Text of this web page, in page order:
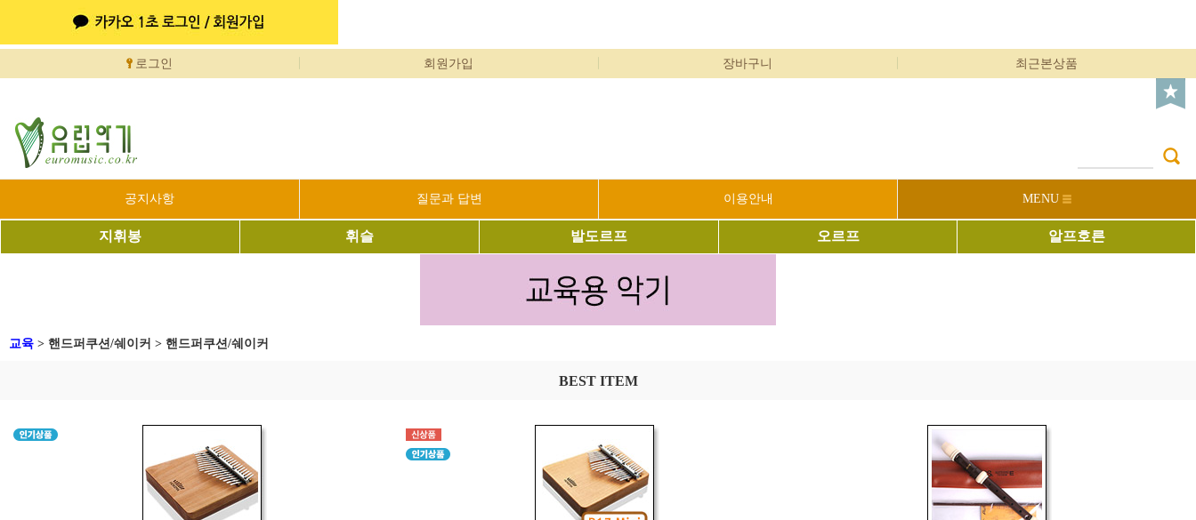
로그인 회원가입 장바구니 최근본상품
공지사항 질문과 답변 이용안내 MENU
지휘봉 휘슬 발도르프 오르프 알프호른
교육 > 핸드퍼쿠션/쉐이커 > 핸드퍼쿠션/쉐이커
BEST ITEM